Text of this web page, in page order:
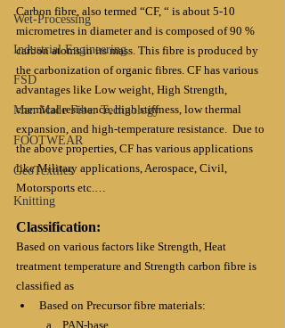
Wet-Processing
Industrial Engineering
FSD
Man Made Fiber Technology
FOOTWEAR
GeoTextiles
Knitting
Carbon fibre, also termed “CF, “ is about 5-10
micrometres in diameter and is composed of 90 %
carbon atoms in its mass. This fibre is produced by
the carbonization of organic fibres. CF has various
advantages like Low weight, High Strength,
chemical resistance, high stiffness, low thermal
expansion, and high-temperature resistance.  Due to
the above properties, CF has various applications
like Military applications, Aerospace, Civil,
Motorsports etc.…
Classification:
Based on various factors like Strength, Heat
treatment temperature and Strength carbon fibre is
classified as
Based on Precursor fibre materials:
PAN-base